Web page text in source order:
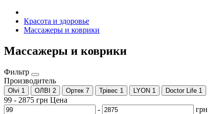
Красота и здоровье
Массажеры и коврики
Массажеры и коврики
Фильтр
Производитель
Olvi 1 ОЛВІ 2 Ортек 7 Трівес 1 LYON 1 Doctor Life 1
99 - 2875 грн Цена
-
грн